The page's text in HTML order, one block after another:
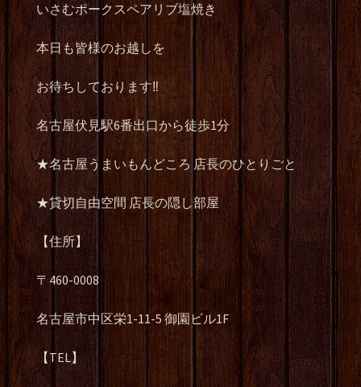
いさむポークスペアリブ塩焼き
本日も皆様のお越しを
お待ちしております‼️
名古屋伏見駅6番出口から徒歩1分
★名古屋うまいもんどころ 店長のひとりごと
★貸切自由空間 店長の隠し部屋
【住所】
〒460-0008
名古屋市中区栄1-11-5 御園ビル1F
【TEL】